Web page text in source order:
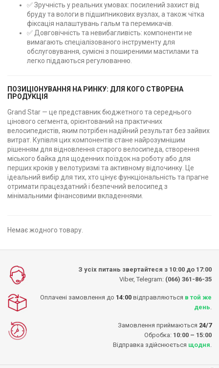
✅ Зручність у реальних умовах: посилений захист від
бруду та вологи в підшипникових вузлах, а також чітка
фіксація налаштувань гальм та перемикачів.
✅ Довговічність та невибагливість: компоненти не
вимагають спеціалізованого інструменту для
обслуговування, сумісні з поширеними мастилами та
легко піддаються регулюванню.
ПОЗИЦІОНУВАННЯ НА РИНКУ: ДЛЯ КОГО СТВОРЕНА
ПРОДУКЦІЯ
Grand Star — це представник бюджетного та середнього
цінового сегмента, орієнтований на практичних
велосипедистів, яким потрібен надійний результат без зайвих
витрат. Купівля цих компонентів стане найрозумнішим
рішенням для відновлення старого велосипеда, створення
міського байка для щоденних поїздок на роботу або для
перших кроків у велотуризмі та активному відпочинку. Це
ідеальний вибір для тих, хто цінує функціональність та прагне
отримати працездатний і безпечний велосипед з
мінімальними фінансовими вкладеннями.
Немає жодного товару.
З усіх питань звертайтеся з 10:00 до 17:00
Viber, Telegram: (066) 361-86-35
Оплачені замовлення до 14:00 відправляються в той же
день
Замовлення приймаються 24/7
Обробка: 10:00 – 15:00
Відправка здійснюється щодня